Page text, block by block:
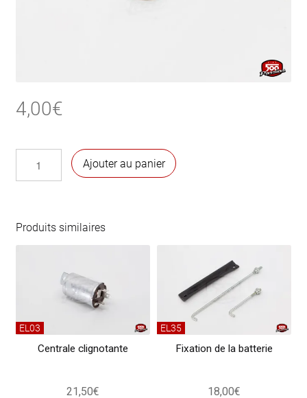
4,00€
dynamo
Ajouter au panier
Produits similaires
EL03
Centrale clignotante
21,50€
EL35
Fixation de la batterie
18,00€